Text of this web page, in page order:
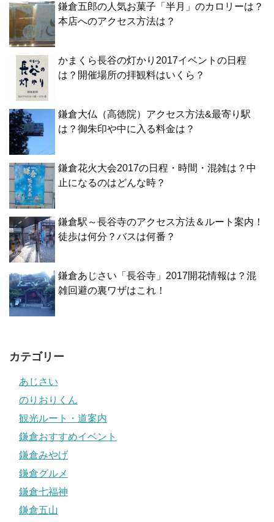
鎌倉五郎の人気お菓子「半月」のカロリーは？
本店へのアクセス方法は？
かまくら長谷の灯かり2017イベントの日程
は？開催場所の拝観料はいくら？
鎌倉大仏（高徳院）アクセス方法&最寄り駅
は？御朱印や中に入る料金は？
鎌倉花火大会2017の日程・時間・混雑は？中
止になるのはどんな時？
鎌倉駅～長谷寺のアクセス方法＆ルート案内！
徒歩は何分？バスは何番？
鎌倉あじさい「長谷寺」2017開花情報は？混
雑回避の裏ワザはこれ！
カテゴリー
あじさい
のりおりくん
観光ルート・道案内
鎌倉おすすめイベント
鎌倉みやげ
鎌倉グルメ
鎌倉七福神
鎌倉五山